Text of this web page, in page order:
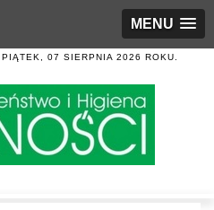
MENU
PIĄTEK, 07 SIERPNIA 2026 ROKU.